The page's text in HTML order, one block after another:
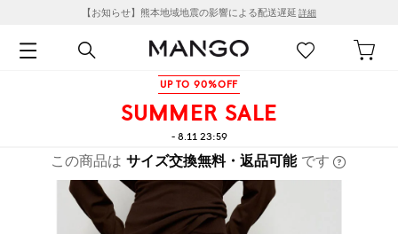
【お知らせ】熊本地域地震の影響による配送遅延 詳細
UP TO 90%OFF
SUMMER SALE
- 8.11 23:59
この商品は サイズ交換無料・返品可能 です